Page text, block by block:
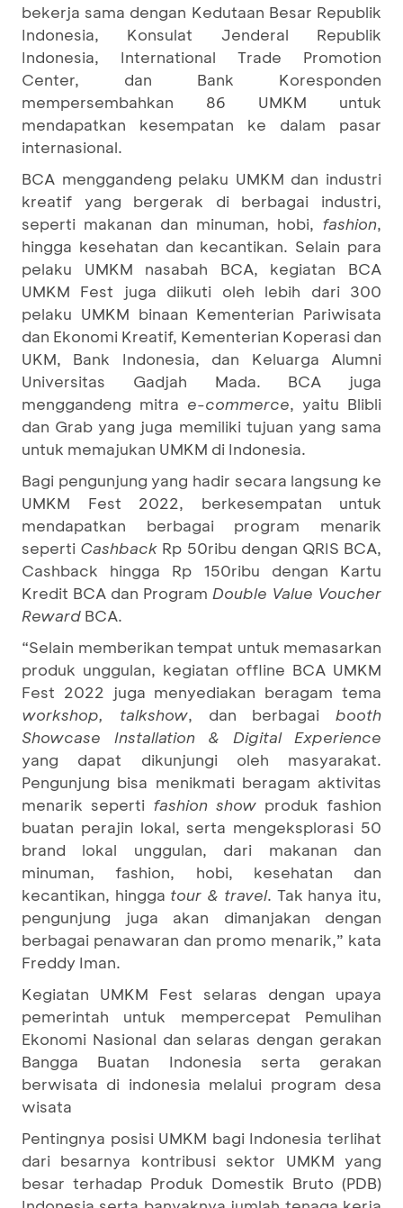
bekerja sama dengan Kedutaan Besar Republik
Indonesia, Konsulat Jenderal Republik
Indonesia, International Trade Promotion
Center, dan Bank Koresponden
mempersembahkan 86 UMKM untuk
mendapatkan kesempatan ke dalam pasar
internasional.
BCA menggandeng pelaku UMKM dan industri
kreatif yang bergerak di berbagai industri,
seperti makanan dan minuman, hobi, fashion,
hingga kesehatan dan kecantikan. Selain para
pelaku UMKM nasabah BCA, kegiatan BCA
UMKM Fest juga diikuti oleh lebih dari 300
pelaku UMKM binaan Kementerian Pariwisata
dan Ekonomi Kreatif, Kementerian Koperasi dan
UKM, Bank Indonesia, dan Keluarga Alumni
Universitas Gadjah Mada. BCA juga
menggandeng mitra e-commerce, yaitu Blibli
dan Grab yang juga memiliki tujuan yang sama
untuk memajukan UMKM di Indonesia.
Bagi pengunjung yang hadir secara langsung ke
UMKM Fest 2022, berkesempatan untuk
mendapatkan berbagai program menarik
seperti Cashback Rp 50ribu dengan QRIS BCA,
Cashback hingga Rp 150ribu dengan Kartu
Kredit BCA dan Program Double Value Voucher
Reward BCA.
“Selain memberikan tempat untuk memasarkan
produk unggulan, kegiatan offline BCA UMKM
Fest 2022 juga menyediakan beragam tema
workshop, talkshow, dan berbagai booth
Showcase Installation & Digital Experience
yang dapat dikunjungi oleh masyarakat.
Pengunjung bisa menikmati beragam aktivitas
menarik seperti fashion show produk fashion
buatan perajin lokal, serta mengeksplorasi 50
brand lokal unggulan, dari makanan dan
minuman, fashion, hobi, kesehatan dan
kecantikan, hingga tour & travel. Tak hanya itu,
pengunjung juga akan dimanjakan dengan
berbagai penawaran dan promo menarik,” kata
Freddy Iman.
Kegiatan UMKM Fest selaras dengan upaya
pemerintah untuk mempercepat Pemulihan
Ekonomi Nasional dan selaras dengan gerakan
Bangga Buatan Indonesia serta gerakan
berwisata di indonesia melalui program desa
wisata
Pentingnya posisi UMKM bagi Indonesia terlihat
dari besarnya kontribusi sektor UMKM yang
besar terhadap Produk Domestik Bruto (PDB)